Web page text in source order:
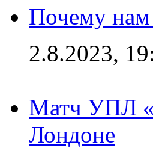
Почему нам
2.8.2023,
Матч УПЛ
Лондоне